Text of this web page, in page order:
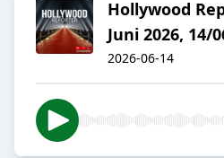
Hollywood
Juni 2026, 14/
2026-06-14